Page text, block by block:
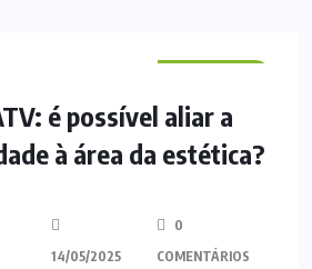
é possível aliar a
à área da estética?
14/05/2025
0
COMENTÁRIOS